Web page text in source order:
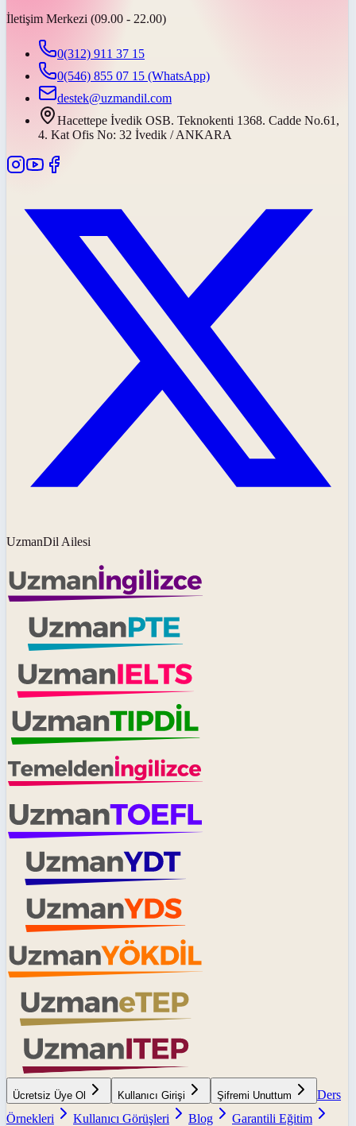
İletişim Merkezi (09.00 - 22.00)
0(312) 911 37 15
0(546) 855 07 15 (WhatsApp)
destek@uzmandil.com
Hacettepe İvedik OSB. Teknokenti 1368. Cadde No.61,
4. Kat Ofis No: 32 İvedik / ANKARA
UzmanDil Ailesi
Ücretsiz Üye Ol Kullanıcı Girişi Şifremi Unuttum
Ders
Örnekleri
Kullanıcı Görüşleri Blog
Garantili Eğitim